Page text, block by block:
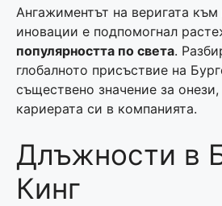
Ангажиментът на веригата към
иновации е подпомогнал
популярността по света.
глобалното присъствие на
съществено значение за
кариерата си в компанията.
Длъжности в
Кинг